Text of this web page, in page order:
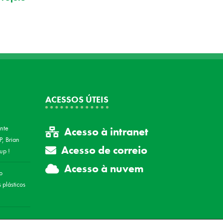
Brian
!
plásticos
ACESSOS ÚTEIS
Acesso à intranet
Acesso de correio
Acesso à nuvem